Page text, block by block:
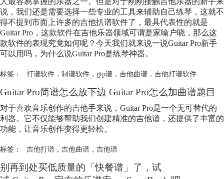
说，我们还是需要选择一些专业的工具来辅助自己练琴，这就不
得不提到市面上许多的吉他扒谱软件了，最具代表性的就是
Guitar Pro，这款软件在吉他乐器领域可谓是家喻户晓，那么这
款软件的表现究竟如何呢？今天我们就来说一说Guitar Pro新手
可以用吗，为什么说Guitar Pro是练琴神器。
标签： 打谱软件， 制谱软件， gtp谱， 吉他曲谱， 吉他打谱软件
Guitar Pro简谱怎么放下边 Guitar Pro怎么加曲谱题目
对于喜欢音乐创作的吉他手来说，Guitar Pro是一个无可替代的
利器。它不仅能够帮助我们创建精准的吉他谱，还提供了丰富的
功能，让音乐创作变得更轻松。
标签： 吉他打谱， 吉他曲谱， 吉他谱
别再到处买低质量的「快餐谱」了，试